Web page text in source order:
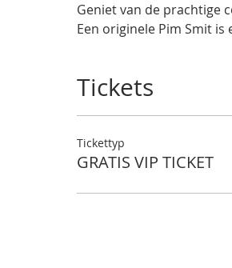
Geniet van de prachtige
Een originele Pim Smit
Tickets
Tickettyp
GRATIS VIP TICKET